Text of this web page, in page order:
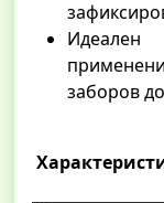
заборов